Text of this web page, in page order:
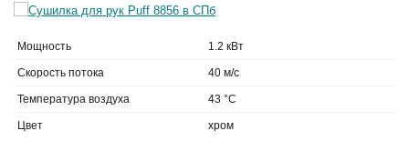
Мощность 1.2 кВт
Скорость потока 40 м/с
Температура воздуха 43 °C
Цвет хром